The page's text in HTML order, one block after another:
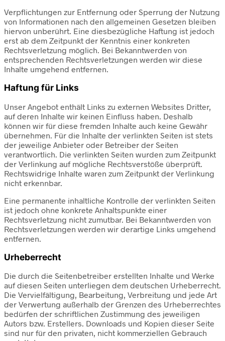
Verpflichtungen zur Entfernung oder Sperrung der Nutzung
von Informationen nach den allgemeinen Gesetzen bleiben
hiervon unberührt. Eine diesbezügliche Haftung ist jedoch
erst ab dem Zeitpunkt der Kenntnis einer konkreten
Rechtsverletzung möglich. Bei Bekanntwerden von
entsprechenden Rechtsverletzungen werden wir diese
Inhalte umgehend entfernen.
Haftung für Links
Unser Angebot enthält Links zu externen Websites Dritter,
auf deren Inhalte wir keinen Einfluss haben. Deshalb
können wir für diese fremden Inhalte auch keine Gewähr
übernehmen. Für die Inhalte der verlinkten Seiten ist stets
der jeweilige Anbieter oder Betreiber der Seiten
verantwortlich. Die verlinkten Seiten wurden zum Zeitpunkt
der Verlinkung auf mögliche Rechtsverstöße überprüft.
Rechtswidrige Inhalte waren zum Zeitpunkt der Verlinkung
nicht erkennbar.
Eine permanente inhaltliche Kontrolle der verlinkten Seiten
ist jedoch ohne konkrete Anhaltspunkte einer
Rechtsverletzung nicht zumutbar. Bei Bekanntwerden von
Rechtsverletzungen werden wir derartige Links umgehend
entfernen.
Urheberrecht
Die durch die Seitenbetreiber erstellten Inhalte und Werke
auf diesen Seiten unterliegen dem deutschen Urheberrecht.
Die Vervielfältigung, Bearbeitung, Verbreitung und jede Art
der Verwertung außerhalb der Grenzen des Urheberrechtes
bedürfen der schriftlichen Zustimmung des jeweiligen
Autors bzw. Erstellers. Downloads und Kopien dieser Seite
sind nur für den privaten, nicht kommerziellen Gebrauch